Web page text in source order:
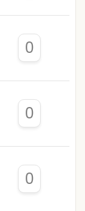
0
0
0